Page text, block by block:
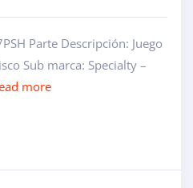
Parte Descripción: Juego
Sub marca: Specialty –
more